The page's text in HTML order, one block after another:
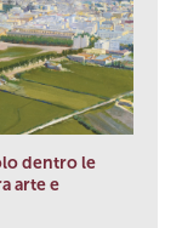
dentro le
arte e